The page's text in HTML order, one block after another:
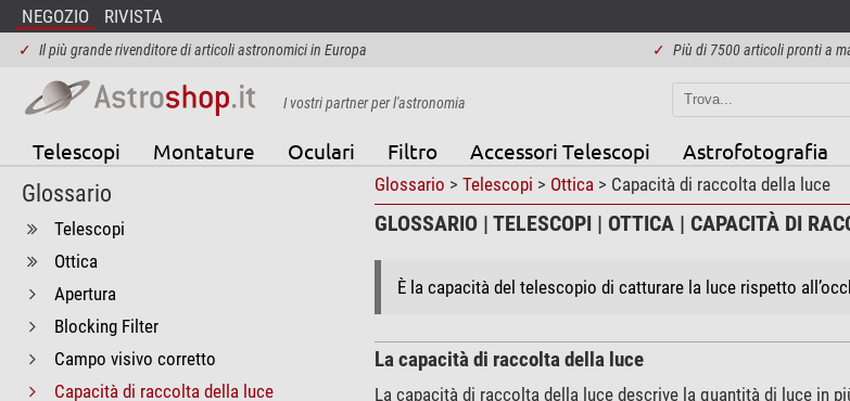
NEGOZIO RIVISTA
✓ Il più grande rivenditore di articoli astronomici in Europa ✓ Più di 7500 articoli pronti a
I vostri partner per l'astronomia
Telescopi Montature Oculari Filtro Accessori Telescopi Astrofotografia
Glossario
Telescopi
Ottica
Apertura
Blocking Filter
Campo visivo corretto
Capacità di raccolta della luce
Glossario > Telescopi > Ottica > Capacità di raccolta della luce
GLOSSARIO | TELESCOPI | OTTICA | CAPACITÀ DI
È la capacità del telescopio di catturare la luce rispetto
La capacità di raccolta della luce
La capacità di raccolta della luce descrive la quantità di luce in